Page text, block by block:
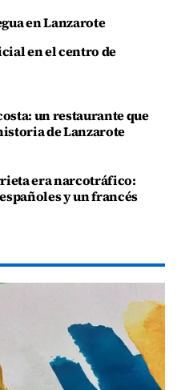
en Lanzarote
en el centro de
un restaurante que
de Lanzarote
era narcotráfico:
y un francés